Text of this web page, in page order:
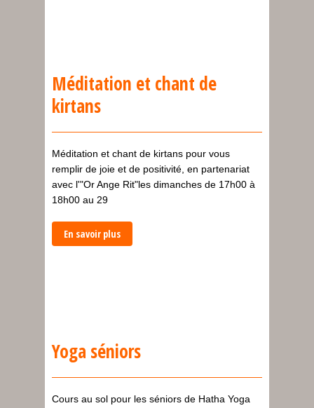
Méditation et chant de
kirtans
Méditation et chant de kirtans pour vous
remplir de joie et de positivité, en partenariat
avec l'"Or Ange Rit"les dimanches de 17h00 à
18h00 au 29
En savoir plus
Yoga séniors
Cours au sol pour les séniors de Hatha Yoga